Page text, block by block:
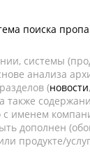
поиска
системы
анализа
(новости
также
именем
дополнен
продукте/